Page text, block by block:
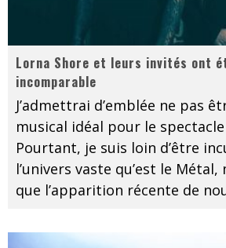
Lorna Shore et leurs invités ont
incomparable
J’admettrai d’emblée ne pas
musical idéal pour le
Pourtant, je suis loin d’être
l’univers vaste qu’est le Métal,
que l’apparition récente de